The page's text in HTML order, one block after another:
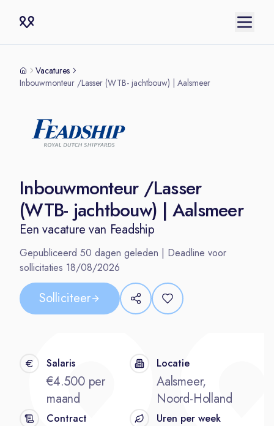
Vacatures
Inbouwmonteur /Lasser (WTB- jachtbouw) | Aalsmeer
Inbouwmonteur /Lasser
(WTB- jachtbouw) | Aalsmeer
Een vacature van Feadship
Gepubliceerd 50 dagen geleden | Deadline voor
sollicitaties 18/08/2026
Solliciteer
Salaris
€4.500 per
maand
Locatie
Aalsmeer,
Noord-Holland
Contract Uren per week